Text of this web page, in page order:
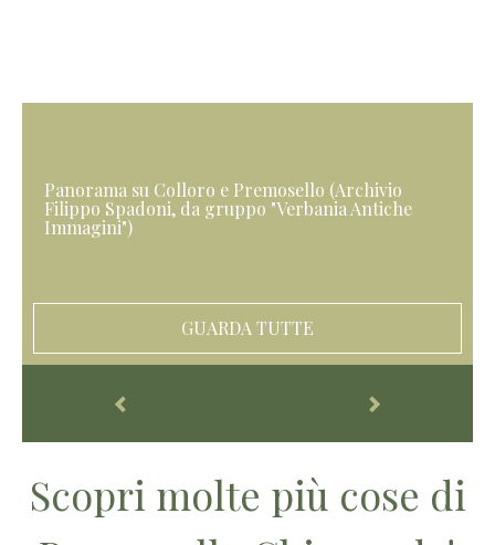
Panorama su Colloro e Premosello (Archivio
Filippo Spadoni, da gruppo "Verbania Antiche
Immagini")
GUARDA TUTTE
Scopri molte più cose di